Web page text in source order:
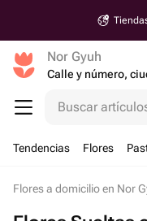
Nor Gyuh
Calle y número,
Buscar
Tendencias Flores
Flores a domicilio en Nor